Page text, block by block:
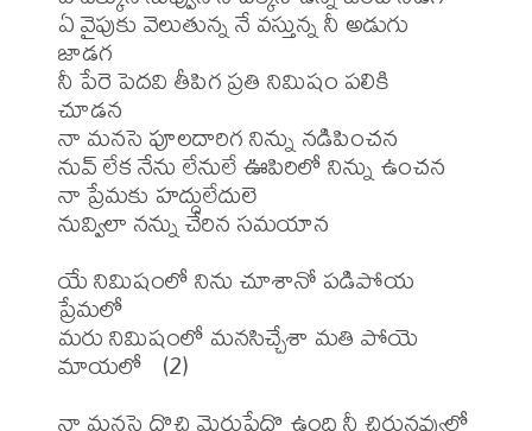
ఏ వైపుకు వెలుతున్న నే వస్తున్న నీ అడుగు
జాడగ
నీ పేరె పెదవి తీపిగ ప్రతి నిమిషం పలికి
చూడన
నా మనసె పూలదారిగ నిన్ను నడిపించన
నువ్ లేక నేను లేనులే ఊపిరిలో నిన్ను ఉంచన
నా ప్రేమకు హద్దులేదులె
నువ్విలా నన్ను చేరిన సమయాన
యే నిమిషంలో నిను చూశానో పడిపోయ
ప్రేమలో
మరు నిమిషంలో మనసిచ్చేశా మతి పోయె
మాయలో  (2)